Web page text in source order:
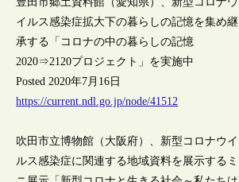
イルス感染症拡大下の暮らしの記憶を集め継
承する「コロナの中の暮らしの記憶
2020⇒2120プロジェクト」を実施中
Posted 2020年7月16日
https://current.ndl.go.jp/node/41512
吹田市立博物館（大阪府）、新型コロナウイ
ルス感染症に関連する地域資料を展示するミ